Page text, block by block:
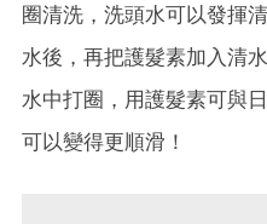
圈清洗，洗頭水可以發揮
水後，再把護髮素加入清
水中打圈，用護髮素可與
可以變得更順滑！